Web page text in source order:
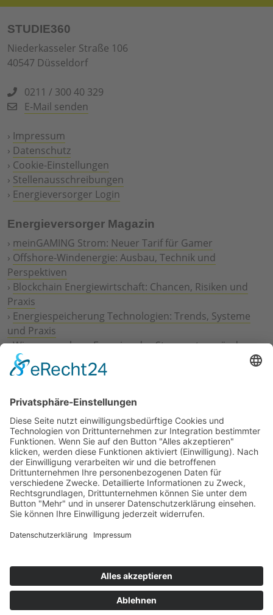
STUDIE360
Niederkasseler Straße 106
40547 Düsseldorf
0211 / 300 40 329
E-Mail senden
› Impressum
› Datenschutz
› Cookie-Einstellungen
› Stellenausschreibungen
› Energieversorger Login
Energieversorger Magazin
› meinGAMING Strom: Neuer Tarif für Gamer
› Offshore-Windenergie: Ausbau, Technik und
Perspektiven
› Blockchain Energiewirtschaft: Chancen, Risiken und
Praxis
› Energiespeicherung Technologien: Trends, Systeme
und Praxis
›Wie erneuerbare Energien das Stromnetz verändern
Digitalisierung Energiewirtschaft: Effizienz, Netze und
Prozesse
Geschäftsmodelle
›Vorstandswechsel Westenergie: Böddeling übernimmt
befristet
›Wasserstoff-Hochlauf: Dialog, Infrastruktur und
konkrete Schritte
›Solaranlage Regenbogenfarben: FC St. Pauli und
LichtBlick installieren erste weltweite Anlage
Jetzt an der STUDIE360 teilnehmen
Wir möchten Transparenz mit einheitlichen Kriterien
kostenlose Teilnahme wichtig. Die Ergebnisse werden
umgehend nach Teilnahme und Auswertung auf
unserer Webseite zur Verfügung gestellt.